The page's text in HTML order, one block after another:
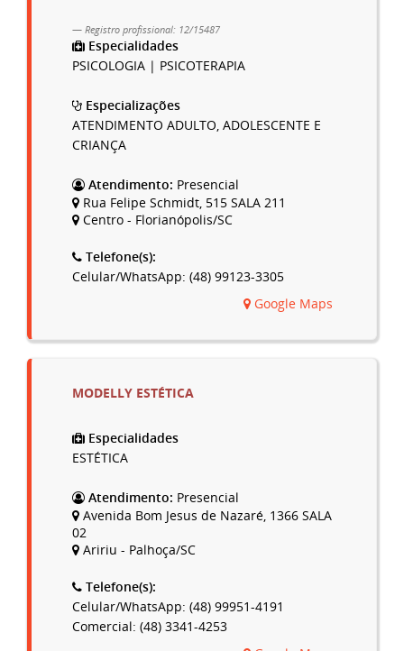
Registro profissional: 12/15487
Especialidades
PSICOLOGIA | PSICOTERAPIA
Especializações
ATENDIMENTO ADULTO, ADOLESCENTE E
CRIANÇA
Atendimento: Presencial
Rua Felipe Schmidt, 515 SALA 211
Centro - Florianópolis/SC
Telefone(s):
Celular/WhatsApp: (48) 99123-3305
Google Maps
MODELLY ESTÉTICA
Especialidades
ESTÉTICA
Atendimento: Presencial
Avenida Bom Jesus de Nazaré, 1366 SALA
02
Aririu - Palhoça/SC
Telefone(s):
Celular/WhatsApp: (48) 99951-4191
Comercial: (48) 3341-4253